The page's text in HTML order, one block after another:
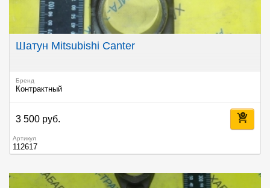
Шатун Mitsubishi Canter
Бренд
Контрактный
3 500 руб.
Артикул
112617